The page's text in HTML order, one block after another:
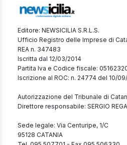
Editore: NEWSICILIA S.R.L.S.
Ufficio Registro delle Imprese di
REA n. 347483
Iscritta dal 12/03/2014
Partita Iva e Codice fiscale:
Iscrizione al ROC: n. 24774 del 10/
Autorizzazione del Tribunale di
Direttore responsabile: SERGIO
Sede legale: Via Centuripe, 1/C
95128 CATANIA